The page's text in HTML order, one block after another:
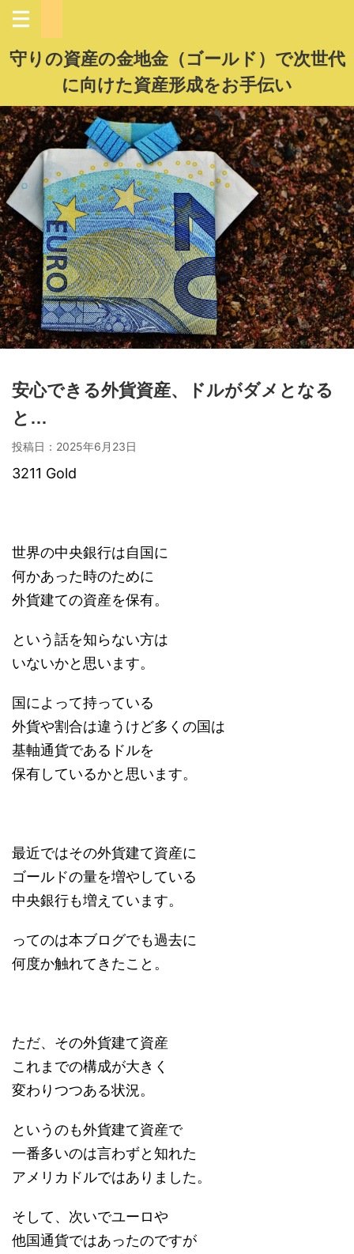
守りの資産の金地金（ゴールド）で次世代
に向けた資産形成をお手伝い
安心できる外貨資産、ドルがダメとなる
と…
投稿日： 2025年6月23日
3211 Gold
世界の中央銀行は自国に
何かあった時のために
外貨建ての資産を保有。
という話を知らない方は
いないかと思います。
国によって持っている
外貨や割合は違うけど多くの国は
基軸通貨であるドルを
保有しているかと思います。
最近ではその外貨建て資産に
ゴールドの量を増やしている
中央銀行も増えています。
ってのは本ブログでも過去に
何度か触れてきたこと。
ただ、その外貨建て資産
これまでの構成が大きく
変わりつつある状況。
というのも外貨建て資産で
一番多いのは言わずと知れた
アメリカドルではありました。
そして、次いでユーロや
他国通貨ではあったのですが